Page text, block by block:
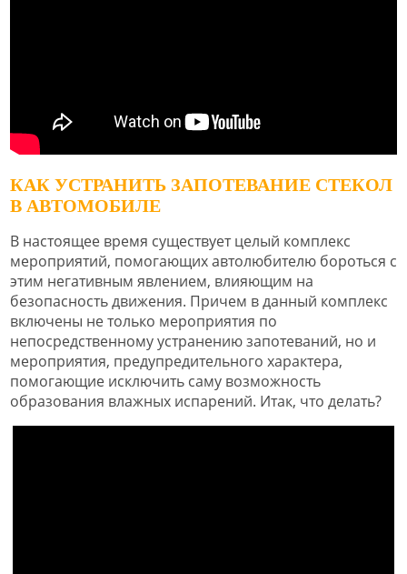
КАК УСТРАНИТЬ ЗАПОТЕВАНИЕ СТЕКОЛ
В АВТОМОБИЛЕ
В настоящее время существует целый комплекс
мероприятий, помогающих автолюбителю бороться с
этим негативным явлением, влияющим на
безопасность движения. Причем в данный комплекс
включены не только мероприятия по
непосредственному устранению запотеваний, но и
мероприятия, предупредительного характера,
помогающие исключить саму возможность
образования влажных испарений. Итак, что делать?